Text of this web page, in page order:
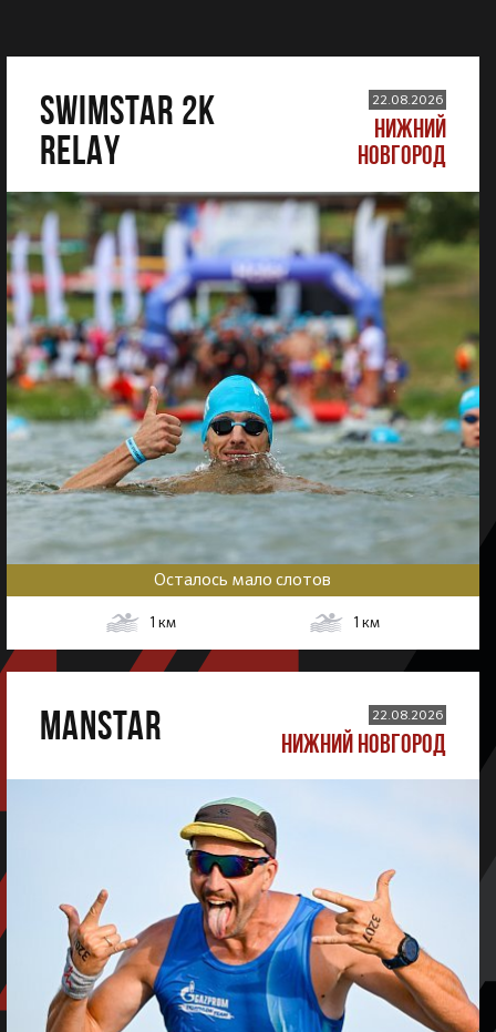
SWIMSTAR 2K
RELAY
22.08.2026
НИЖНИЙ
НОВГОРОД
Осталось мало слотов
1 км 1 км
MANSTAR 22.08.2026
НИЖНИЙ НОВГОРОД